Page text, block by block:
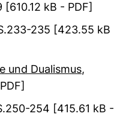
[610.12 kB - PDF]
235 [423.55 kB
und Dualismus,
254 [415.61 kB -